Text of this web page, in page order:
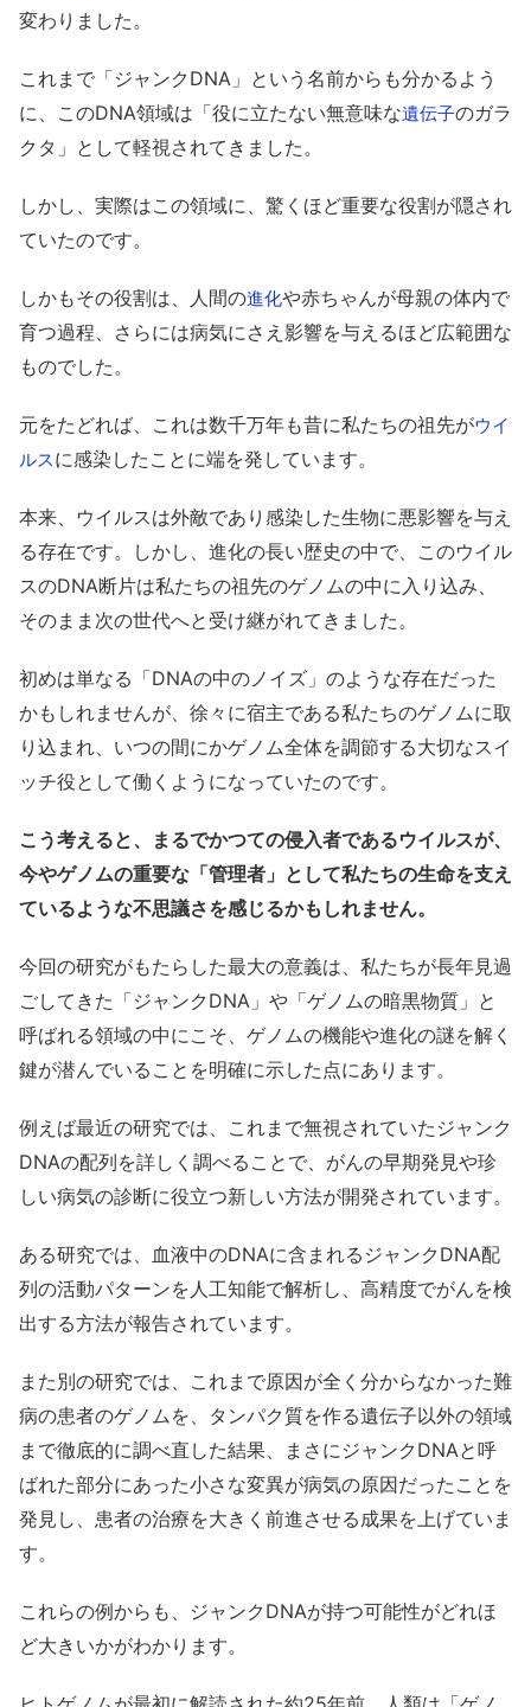
変わりました。
これまで「ジャンクDNA」という名前からも分かるよう
に、このDNA領域は「役に立たない無意味な遺伝子のガラ
クタ」として軽視されてきました。
しかし、実際はこの領域に、驚くほど重要な役割が隠され
ていたのです。
しかもその役割は、人間の進化や赤ちゃんが母親の体内で
育つ過程、さらには病気にさえ影響を与えるほど広範囲な
ものでした。
元をたどれば、これは数千万年も昔に私たちの祖先がウイ
ルスに感染したことに端を発しています。
本来、ウイルスは外敵であり感染した生物に悪影響を与え
る存在です。しかし、進化の長い歴史の中で、このウイル
スのDNA断片は私たちの祖先のゲノムの中に入り込み、
そのまま次の世代へと受け継がれてきました。
初めは単なる「DNAの中のノイズ」のような存在だった
かもしれませんが、徐々に宿主である私たちのゲノムに取
り込まれ、いつの間にかゲノム全体を調節する大切なスイ
ッチ役として働くようになっていたのです。
こう考えると、まるでかつての侵入者であるウイルスが、
今やゲノムの重要な「管理者」として私たちの生命を支え
ているような不思議さを感じるかもしれません。
今回の研究がもたらした最大の意義は、私たちが長年見過
ごしてきた「ジャンクDNA」や「ゲノムの暗黒物質」と
呼ばれる領域の中にこそ、ゲノムの機能や進化の謎を解く
鍵が潜んでいることを明確に示した点にあります。
例えば最近の研究では、これまで無視されていたジャンク
DNAの配列を詳しく調べることで、がんの早期発見や珍
しい病気の診断に役立つ新しい方法が開発されています。
ある研究では、血液中のDNAに含まれるジャンクDNA配
列の活動パターンを人工知能で解析し、高精度でがんを検
出する方法が報告されています。
また別の研究では、これまで原因が全く分からなかった難
病の患者のゲノムを、タンパク質を作る遺伝子以外の領域
まで徹底的に調べ直した結果、まさにジャンクDNAと呼
ばれた部分にあった小さな変異が病気の原因だったことを
発見し、患者の治療を大きく前進させる成果を上げていま
す。
これらの例からも、ジャンクDNAが持つ可能性がどれほ
ど大きいかがわかります。